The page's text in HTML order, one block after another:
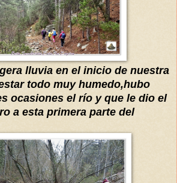
lluvia en el inicio de nuestra
todo muy humedo,hubo
ocasiones el río y que le dio el
a esta primera parte del